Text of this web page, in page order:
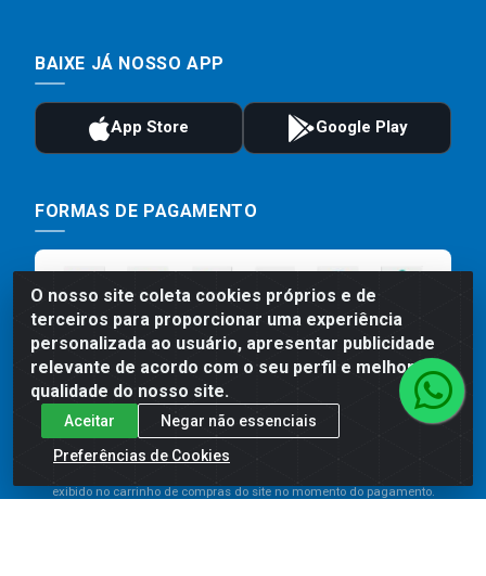
O nosso site coleta cookies próprios e de
terceiros para proporcionar uma experiência
personalizada ao usuário, apresentar publicidade
relevante de acordo com o seu perfil e melhorar a
qualidade do nosso site.
Aceitar
Negar não essenciais
Preferências de Cookies
BAIXE JÁ NOSSO APP
FORMAS DE PAGAMENTO
Preços, promoções, condições de pagamento e frete são válidos
para compras realizadas exclusivamente pelo site. Caso haja
exibido no carrinho de compras do site no momento do pagamento.